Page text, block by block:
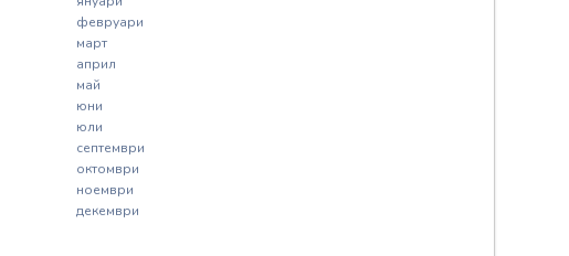
февруари
март
април
май
юни
юли
септември
октомври
ноември
декември